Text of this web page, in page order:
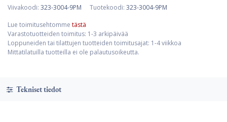
Viivakoodi: 323-3004-9PM Tuotekoodi: 323-3004-9PM
Lue toimitusehtomme tästä
Varastotuotteiden toimitus: 1-3 arkipäivää
Loppuneiden tai tilattujen tuotteiden toimitusajat: 1-4 viikkoa
Mittatilatuilla tuotteilla ei ole palautusoikeutta.
Tekniset tiedot